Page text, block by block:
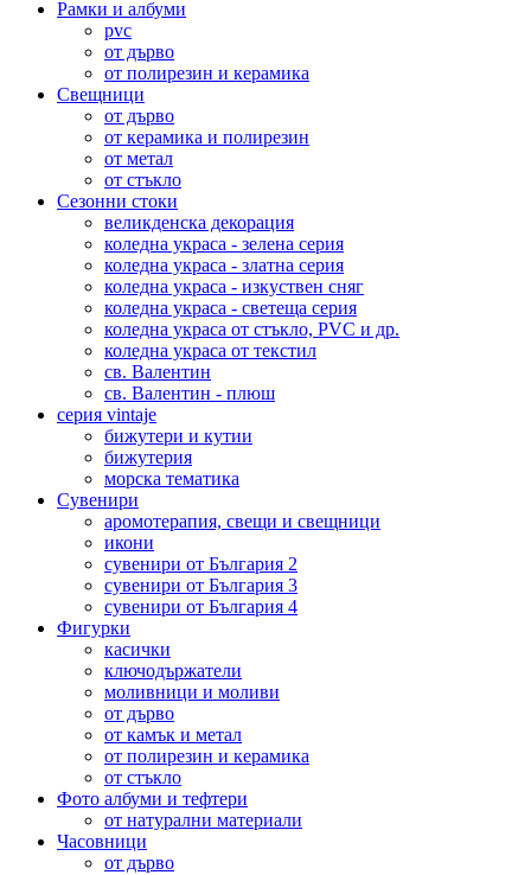
Рамки и албуми
pvc
от дърво
от полирезин и керамика
Свещници
от дърво
от керамика и полирезин
от метал
от стъкло
Сезонни стоки
великденска декорация
коледна украса - зелена серия
коледна украса - златна серия
коледна украса - изкуствен сняг
коледна украса - светеща серия
коледна украса от стъкло, PVC и др.
коледна украса от текстил
св. Валентин
св. Валентин - плюш
серия vintaje
бижутери и кутии
бижутерия
морска тематика
Сувенири
аромотерапия, свещи и свещници
икони
сувенири от България 2
сувенири от България 3
сувенири от България 4
Фигурки
касички
ключодържатели
моливници и моливи
от дърво
от камък и метал
от полирезин и керамика
от стъкло
Фото албуми и тефтери
от натурални материали
Часовници
от дърво